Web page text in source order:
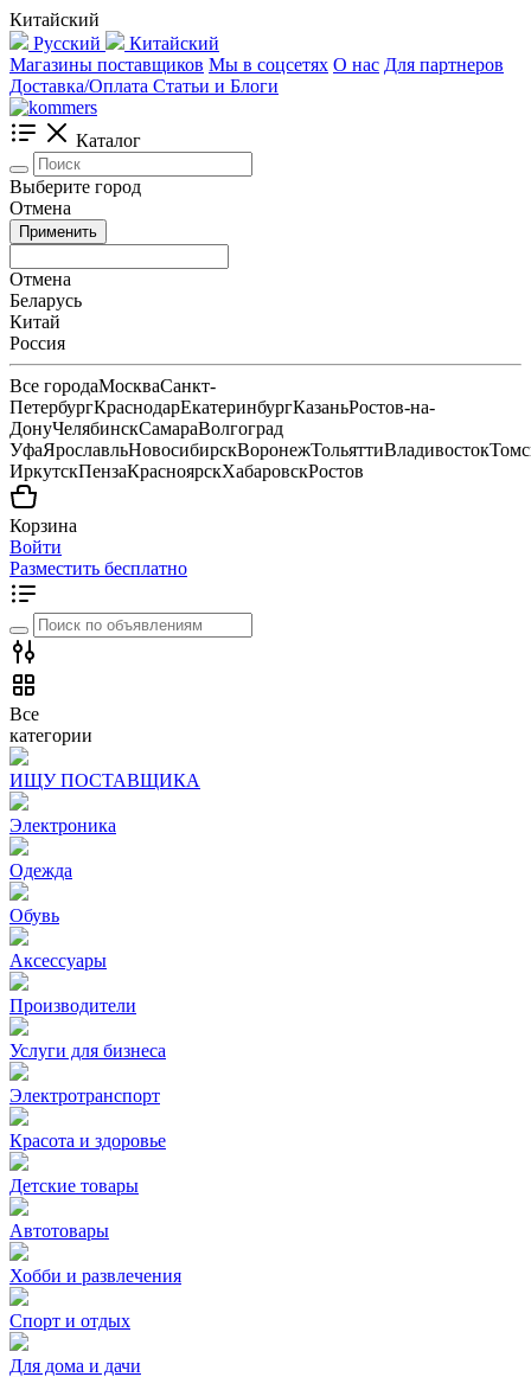
Китайский
Русский
Китайский
Магазины поставщиков Мы в соцсетях О нас Для партнеров
Доставка/Оплата Статьи и Блоги
Каталог
Выберите город
Отмена
Применить
Отмена
Беларусь
Китай
Россия
Все городаМоскваСанкт-
ПетербургКраснодарЕкатеринбургКазаньРостов-на-
ДонуЧелябинскСамараВолгоград
УфаЯрославльНовосибирскВоронежТольяттиВладивосток
ИркутскПензаКрасноярскХабаровскРостов
Корзина
Войти
Разместить бесплатно
Все
категории
ИЩУ ПОСТАВЩИКА
Электроника
Одежда
Обувь
Аксессуары
Производители
Услуги для бизнеса
Электротранспорт
Красота и здоровье
Детские товары
Автотовары
Хобби и развлечения
Спорт и отдых
Для дома и дачи